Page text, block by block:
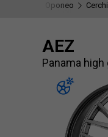
Oponeo
AEZ
Panama high